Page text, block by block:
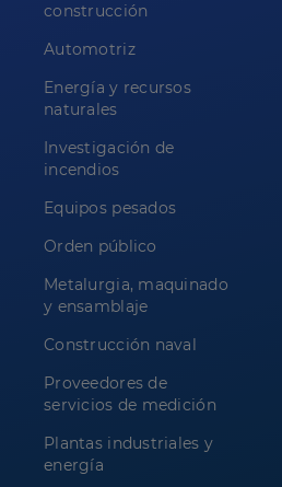
construcción
Automotriz
Energía y recursos
naturales
Investigación de
incendios
Equipos pesados
Orden público
Metalurgia, maquinado
y ensamblaje
Construcción naval
Proveedores de
servicios de medición
Plantas industriales y
energía